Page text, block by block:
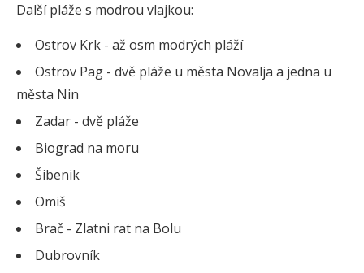
Další pláže s modrou vlajkou:
Ostrov Krk - až osm modrých pláží
Ostrov Pag - dvě pláže u města Novalja a jedna u
města Nin
Zadar - dvě pláže
Biograd na moru
Šibenik
Omiš
Brač - Zlatni rat na Bolu
Dubrovník